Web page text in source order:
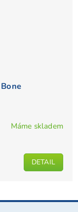
Máme skladem
DETAIL